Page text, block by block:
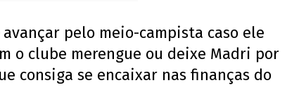
pelo meio-campista caso ele
o clube merengue ou deixe Madri por
consiga se encaixar nas finanças do